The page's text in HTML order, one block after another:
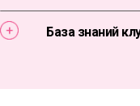
База знаний